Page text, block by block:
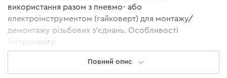
використання разом з пневмо- або
електроінструментом (гайковерт) для монтажу/
демонтажу різьбових з’єднань. Особливості
інструменту:
Сталь CR-MO, яка має високу стійкість до
постійних ударних навантажень.
Повний опис